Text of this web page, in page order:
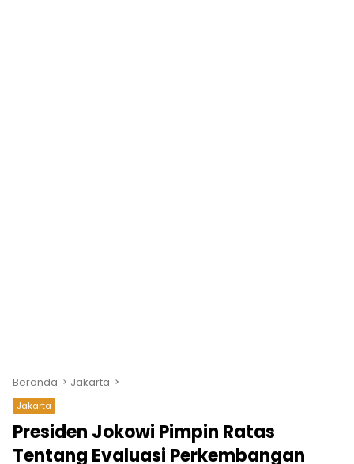
Beranda Jakarta
Jakarta
Presiden Jokowi Pimpin Ratas
Tentang Evaluasi Perkembangan